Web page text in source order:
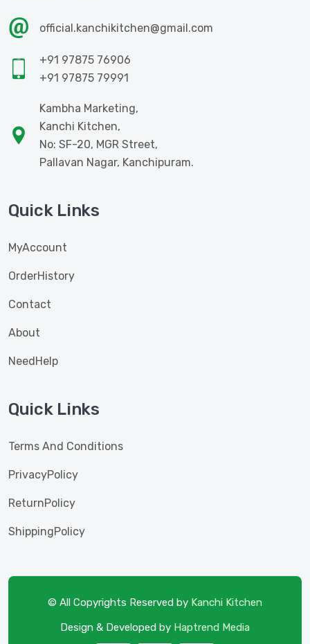
official.kanchikitchen@gmail.com
+91 97875 76906
+91 97875 79991
Kambha Marketing,
Kanchi Kitchen,
No: SF-20, MGR Street,
Pallavan Nagar, Kanchipuram.
Quick Links
MyAccount
OrderHistory
Contact
About
NeedHelp
Quick Links
Terms And Conditions
PrivacyPolicy
ReturnPolicy
ShippingPolicy
© All Copyrights Reserved by Kanchi Kitchen
Design & Developed by Haptrend Media